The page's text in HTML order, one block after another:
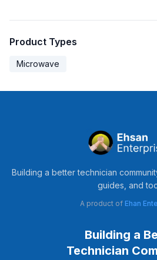
Product Types
Microwave
Building a better technician
guides, and
A product of Ehan
Building a
Technician